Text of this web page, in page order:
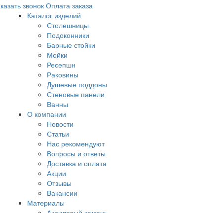
звонок Оплата заказа
Каталог изделий
Столешницы
Подоконники
Барные стойки
Мойки
Ресепшн
Раковины
Душевые поддоны
Стеновые панели
Ванны
О компании
Новости
Статьи
Нас рекомендуют
Вопросы и ответы
Доставка и оплата
Акции
Отзывы
Вакансии
Материалы